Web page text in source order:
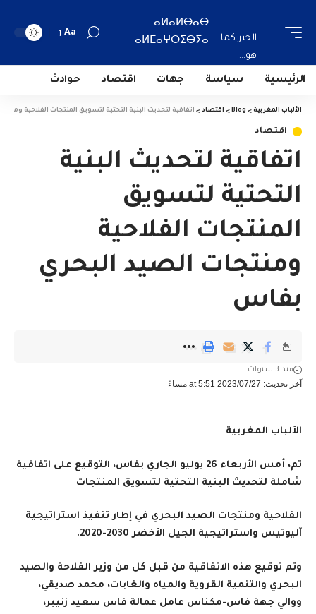
الخبر كما
هو...
ⴰⵍⴰⵍⴱⴰⴱ
ⴰⵍⵎⴰⵖⵔⵉⴱⵢⴰ
Aa
الرئيسية سياسة جهات اقتصاد حوادث
الألباب المغربية >
Blog
> اقتصاد > اتفاقية لتحديث البنية التحتية لتسويق المنتجات الفلاحية
اقتصاد
اتفاقية لتحديث البنية
التحتية لتسويق
المنتجات الفلاحية
ومنتجات الصيد البحري
بفاس
آخر تحديث: 2023/07/27 at 5:51 مساءً
منذ 3 سنوات
الألباب المغربية
تم، أمس الأربعاء 26 يوليو الجاري بفاس، التوقيع على اتفاقية
شاملة لتحديث البنية التحتية لتسويق المنتجات
الفلاحية ومنتجات الصيد البحري في إطار تنفيذ استراتيجية
آليوتيس واستراتيجية الجيل الأخضر 2030-2020.
وتم توقيع هذه الاتفاقية من قبل كل من وزير الفلاحة والصيد
البحري والتنمية القروية والمياه والغابات، محمد صديقي،
ووالي جهة فاس-مكناس عامل عمالة فاس سعيد زنيبر،